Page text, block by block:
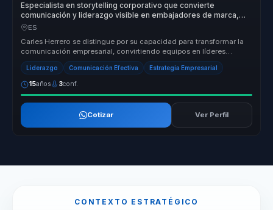
Especialista en storytelling corporativo que convierte
comunicación y liderazgo visible en embajadores de marca,
influencia y cohesión para equipos.
ES
Carles Herrero se distingue por su capacidad para transformar la
comunicación empresarial, convirtiendo equipos en líderes
seguros y empl...
Liderazgo Comunicación Efectiva Estrategia Empresarial
15años 3conf.
Cotizar Ver Perfil
CONTEXTO ESTRATÉGICO